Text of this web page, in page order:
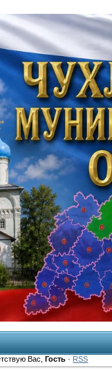
Вас ,Гость · RSS